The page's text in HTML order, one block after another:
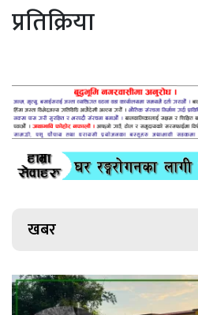
प्रतिक्रिया
खबर